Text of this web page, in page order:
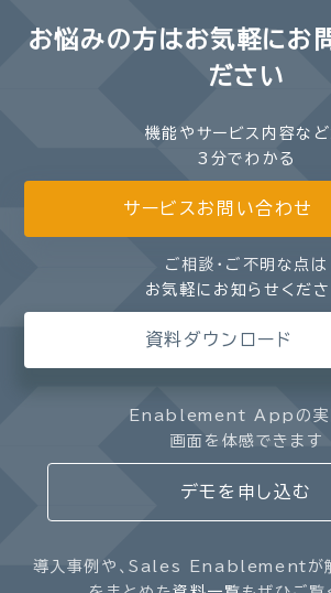
お悩みの方はお気軽にお
ださい
機能やサービス内容な
3分でわかる
サービスお問い合わせ
ご相談・ご不明な点は
お気軽にお知らせくださ
資料ダウンロード
Enablement Appの実
画面を体感できます
デモを申し込む
導入事例や、Sales Enablementが